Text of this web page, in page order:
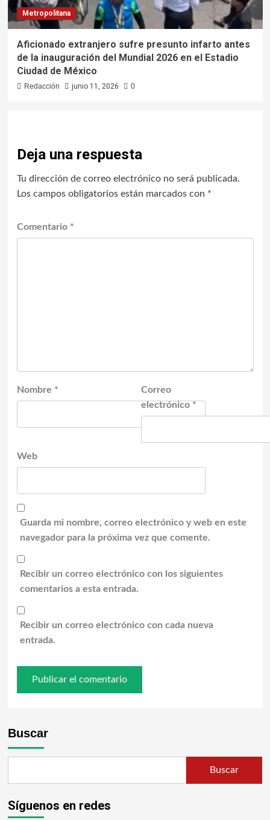
Metropolitana
Aficionado extranjero sufre presunto infarto antes
de la inauguración del Mundial 2026 en el Estadio
Ciudad de México
Redacción junio 11, 2026 0
Deja una respuesta
Tu dirección de correo electrónico no será publicada.
Los campos obligatorios están marcados con *
Comentario *
Nombre *
Correo
electrónico *
Web
Guarda mi nombre, correo electrónico y web en este
navegador para la próxima vez que comente.
Recibir un correo electrónico con los siguientes
comentarios a esta entrada.
Recibir un correo electrónico con cada nueva
entrada.
Buscar
Buscar
Síguenos en redes